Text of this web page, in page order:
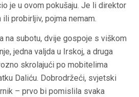
je u ovom pokušaju. Je li direktor
probirljiv, pojma nemam.
na subotu, dvije gospoje s viškom
jedna valjda u Irskoj, a druga
skrolajući po mobitelima
Daliću. Dobrodržeći, svjetski
– prvo bi pomislila svaka